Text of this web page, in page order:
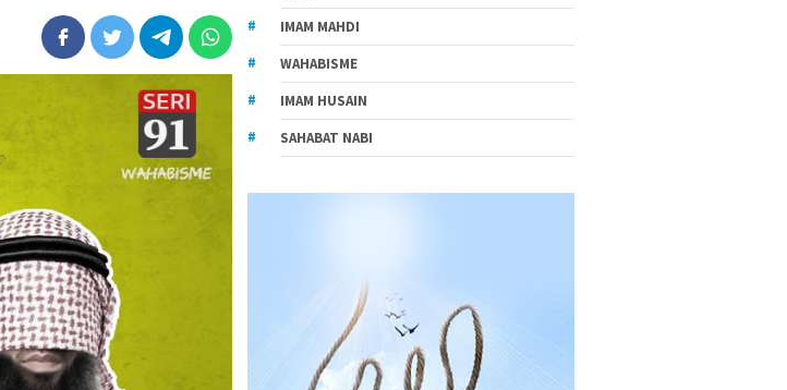
IMAM MAHDI
WAHABISME
IMAM HUSAIN
SAHABAT NABI